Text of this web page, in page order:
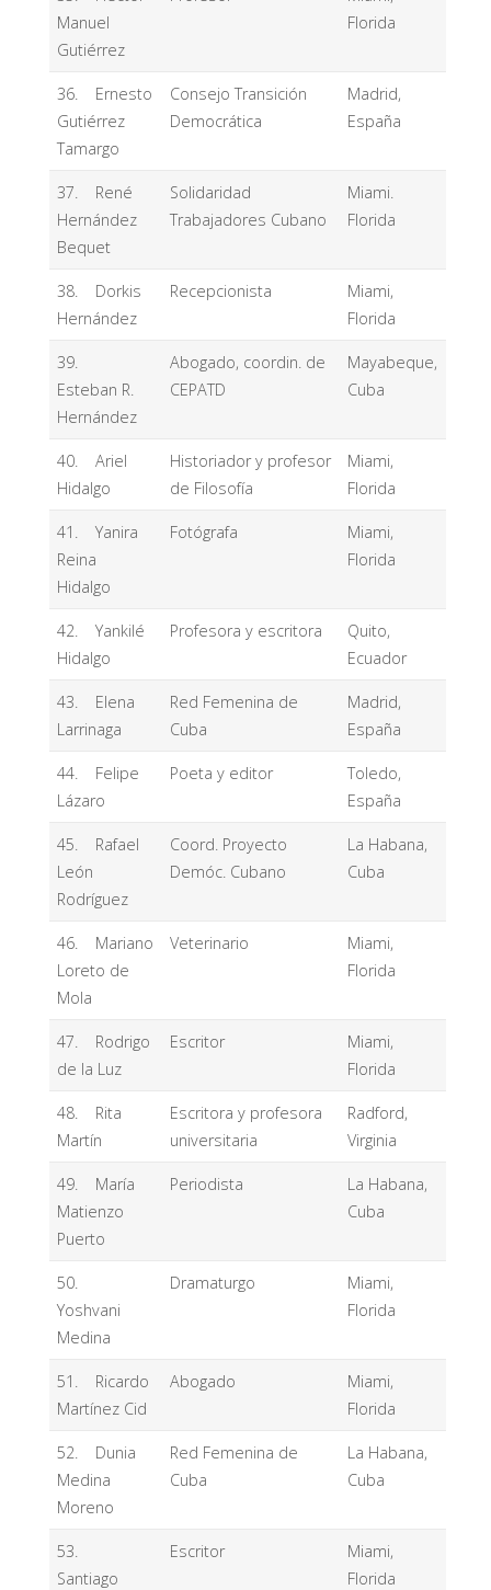
Manuel
Gutiérrez
Florida
36. Ernesto
Gutiérrez
Tamargo
Consejo Transición
Democrática
Madrid,
España
37. René
Hernández
Bequet
Solidaridad
Trabajadores Cubano
Miami.
Florida
38. Dorkis
Hernández
Recepcionista
Miami,
Florida
39.
Esteban R.
Hernández
Abogado, coordin. de
CEPATD
Mayabeque,
Cuba
40. Ariel
Hidalgo
Historiador y profesor
de Filosofía
Miami,
Florida
41. Yanira
Reina
Hidalgo
Fotógrafa
Miami,
Florida
42. Yankilé
Hidalgo
Profesora y escritora
Quito,
Ecuador
43. Elena
Larrinaga
Red Femenina de
Cuba
Madrid,
España
44. Felipe
Lázaro
Poeta y editor
Toledo,
España
45. Rafael
León
Rodríguez
Coord. Proyecto
Demóc. Cubano
La Habana,
Cuba
46. Mariano
Loreto de
Mola
Veterinario
Miami,
Florida
47. Rodrigo
de la Luz
Escritor
Miami,
Florida
48. Rita
Martín
Escritora y profesora
universitaria
Radford,
Virginia
49. María
Matienzo
Puerto
Periodista
La Habana,
Cuba
50.
Yoshvani
Medina
Dramaturgo
Miami,
Florida
51. Ricardo
Martínez Cid
Abogado
Miami,
Florida
52. Dunia
Medina
Moreno
Red Femenina de
Cuba
La Habana,
Cuba
53.
Santiago
Escritor
Miami,
Florida